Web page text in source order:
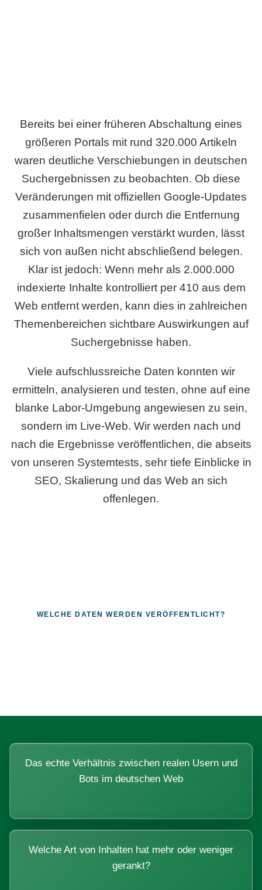
Bereits bei einer früheren Abschaltung eines
größeren Portals mit rund 320.000 Artikeln
waren deutliche Verschiebungen in deutschen
Suchergebnissen zu beobachten. Ob diese
Veränderungen mit offiziellen Google-Updates
zusammenfielen oder durch die Entfernung
großer Inhaltsmengen verstärkt wurden, lässt
sich von außen nicht abschließend belegen.
Klar ist jedoch: Wenn mehr als 2.000.000
indexierte Inhalte kontrolliert per 410 aus dem
Web entfernt werden, kann dies in zahlreichen
Themenbereichen sichtbare Auswirkungen auf
Suchergebnisse haben.
Viele aufschlussreiche Daten konnten wir
ermitteln, analysieren und testen, ohne auf eine
blanke Labor-Umgebung angewiesen zu sein,
sondern im Live-Web. Wir werden nach und
nach die Ergebnisse veröffentlichen, die abseits
von unseren Systemtests, sehr tiefe Einblicke in
SEO, Skalierung und das Web an sich
offenlegen.
WELCHE DATEN WERDEN VERÖFFENTLICHT?
Das echte Verhältnis zwischen realen Usern und
Bots im deutschen Web
Welche Art von Inhalten hat mehr oder weniger
gerankt?